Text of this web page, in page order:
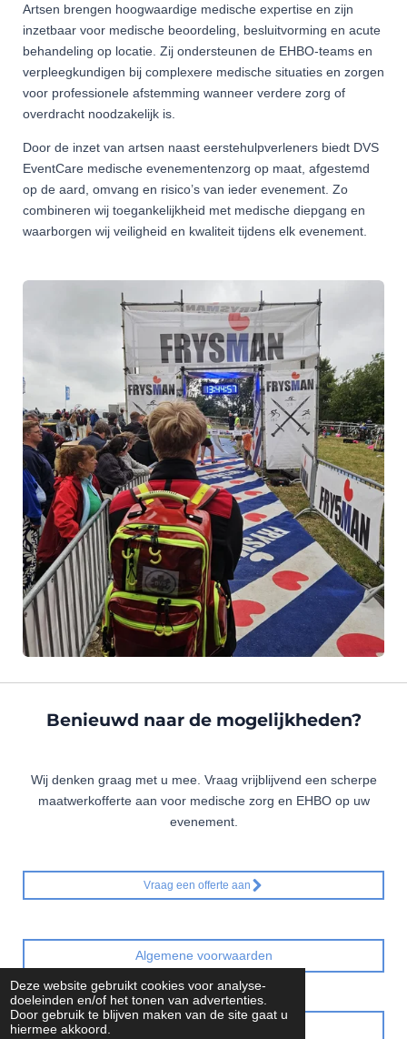
Deze website gebruikt cookies voor analyse-
doeleinden en/of het tonen van advertenties.
Door gebruik te blijven maken van de site gaat u
hiermee akkoord.
Artsen brengen hoogwaardige medische expertise en zijn
inzetbaar voor medische beoordeling, besluitvorming en acute
behandeling op locatie. Zij ondersteunen de EHBO‑teams en
verpleegkundigen bij complexere medische situaties en zorgen
voor professionele afstemming wanneer verdere zorg of
overdracht noodzakelijk is.
Door de inzet van artsen naast eerstehulpverleners biedt DVS
EventCare medische evenementenzorg op maat, afgestemd
op de aard, omvang en risico’s van ieder evenement. Zo
combineren wij toegankelijkheid met medische diepgang en
waarborgen wij veiligheid en kwaliteit tijdens elk evenement.
Benieuwd naar de mogelijkheden?
Wij denken graag met u mee. Vraag vrijblijvend een scherpe
maatwerkofferte aan voor medische zorg en EHBO op uw
evenement.
Vraag een offerte aan
Algemene voorwaarden